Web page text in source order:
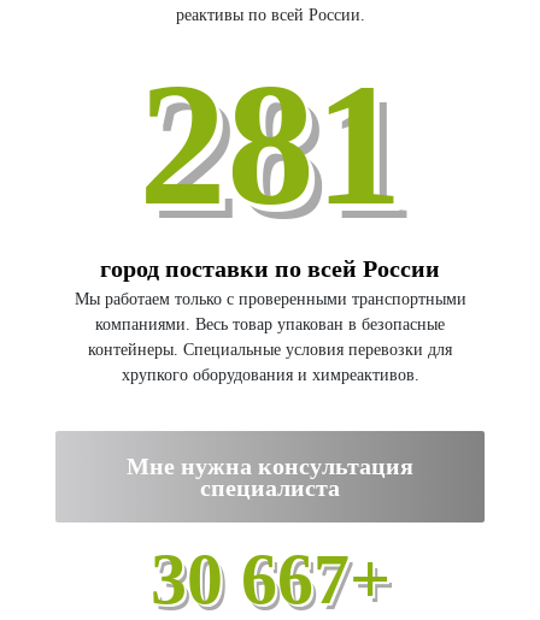
реактивы по всей России.
281
город поставки по всей России
Мы работаем только с проверенными транспортными
компаниями. Весь товар упакован в безопасные
контейнеры. Специальные условия перевозки для
хрупкого оборудования и химреактивов.
Мне нужна консультация
специалиста
30 667+